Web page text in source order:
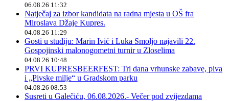
06.08.26 11:32
Natječaj za izbor kandidata na radna mjesta u OŠ fra
Miroslava Džaje Kupres.
04.08.26 11:29
Gosti u studiju: Marin Ivić i Luka Smoljo najavili 22.
Gospojinski malonogometni turnir u Zloselima
04.08.26 10:48
PRVI KUPRESBEERFEST: Tri dana vrhunske zabave, piva
i „Pivske milje“ u Gradskom parku
04.08.26 08:53
Susreti u Galečiću, 06.08.2026.- Večer pod zvijezdama